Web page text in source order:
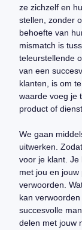
ze zichzelf en
stellen, zonder
behoefte van
mismatch is
teleurstellende
van een
klanten, is om
waarde voeg je
product of
We gaan
uitwerken.
voor je klant. Je
met jou en
verwoorden.
kan
succesvolle
delen met jouw